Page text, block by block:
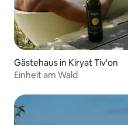
Gästehaus in Kiryat Tiv'on
Einheit am Wald